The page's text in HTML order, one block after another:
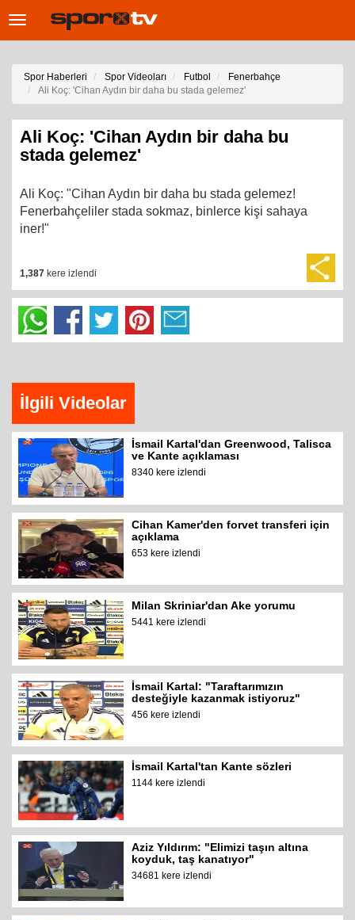
Toggle
Spor Haberleri Spor Videoları Futbol
Fenerbahçe
Ali Koç: 'Cihan Aydın bir daha bu stada gelemez'
Ali Koç: 'Cihan Aydın bir daha bu
stada gelemez'
Ali Koç: "Cihan Aydın bir daha bu stada gelemez!
Fenerbahçeliler stada sokmaz, binlerce kişi sahaya
iner!"
1,387 kere izlendi
İlgili Videolar
İsmail Kartal'dan Greenwood, Talisca
ve Kante açıklaması
8340 kere izlendi
Cihan Kamer'den forvet transferi için
açıklama
653 kere izlendi
Milan Skriniar'dan Ake yorumu
5441 kere izlendi
İsmail Kartal: "Taraftarımızın
desteğiyle kazanmak istiyoruz"
456 kere izlendi
İsmail Kartal'tan Kante sözleri
1144 kere izlendi
Aziz Yıldırım: "Elimizi taşın altına
koyduk, taş kanatıyor"
34681 kere izlendi